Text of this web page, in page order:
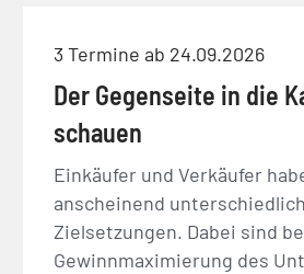
3 Termine ab 24.09.2026
Der Gegenseite in die
schauen
Einkäufer und Verkäufer
anscheinend
Zielsetzungen. Dabei sind
Gewinnmaximierung des